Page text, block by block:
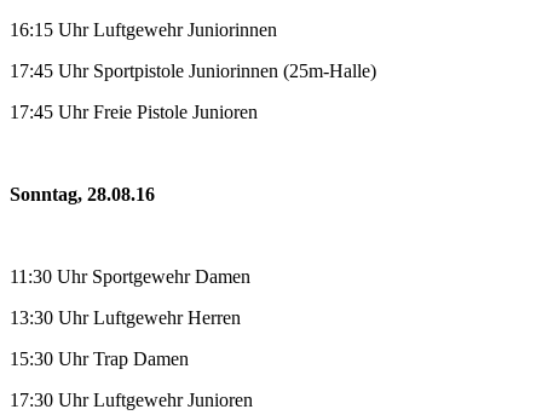
16:15 Uhr Luftgewehr Juniorinnen
17:45 Uhr Sportpistole Juniorinnen (25m-Halle)
17:45 Uhr Freie Pistole Junioren
Sonntag, 28.08.16
11:30 Uhr Sportgewehr Damen
13:30 Uhr Luftgewehr Herren
15:30 Uhr Trap Damen
17:30 Uhr Luftgewehr Junioren